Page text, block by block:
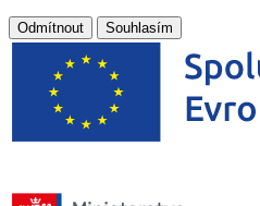
Odmítnout Souhlasím